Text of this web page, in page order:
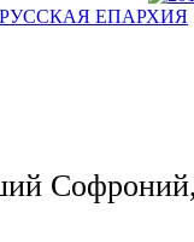
ЕПАРХИЯ